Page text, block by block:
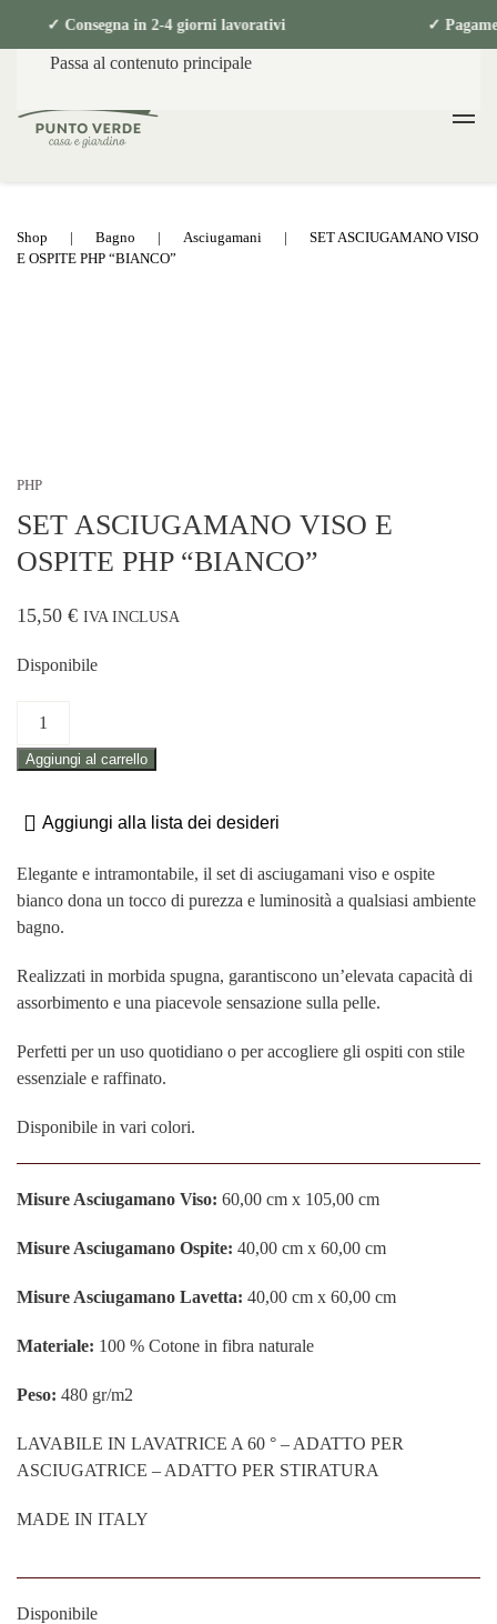
✓ Consegna in 2-4 giorni lavorativi ✓
Passa al contenuto principale
Shop Bagno Asciugamani
SET ASCIUGAMANO VISO
E OSPITE PHP “BIANCO”
PHP
SET ASCIUGAMANO VISO E
OSPITE PHP “BIANCO”
15,50 € IVA INCLUSA
Disponibile
SET
VISO
OSPITE
"BIANCO"
quantità
Aggiungi al carrello
Aggiungi alla lista dei desideri
Elegante e intramontabile, il set di asciugamani viso e ospite
bianco dona un tocco di purezza e luminosità a qualsiasi ambiente
bagno.
Realizzati in morbida spugna, garantiscono un’elevata capacità di
assorbimento e una piacevole sensazione sulla pelle.
Perfetti per un uso quotidiano o per accogliere gli ospiti con stile
essenziale e raffinato.
Disponibile in vari colori.
Misure Asciugamano Viso: 60,00 cm x 105,00 cm
Misure Asciugamano Ospite: 40,00 cm x 60,00 cm
Misure Asciugamano Lavetta: 40,00 cm x 60,00 cm
Materiale: 100 % Cotone in fibra naturale
Peso: 480 gr/m2
LAVABILE IN LAVATRICE A 60 ° – ADATTO PER
ASCIUGATRICE – ADATTO PER STIRATURA
MADE IN ITALY
Disponibile